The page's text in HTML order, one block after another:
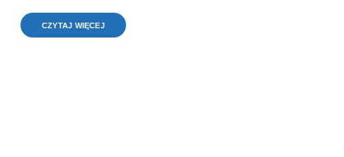
CZYTAJ WIĘCEJ